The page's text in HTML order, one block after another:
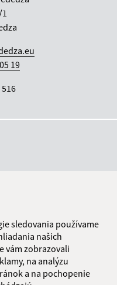
sledovania používame
našich
vám zobrazovali
na analýzu
a na pochopenie
19
516